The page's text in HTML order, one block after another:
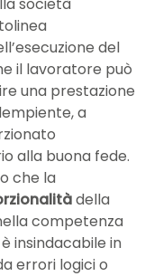
del
il lavoratore può
una prestazione
a
alla buona fede.
che la
della
competenza
insindacabile in
errori logici o